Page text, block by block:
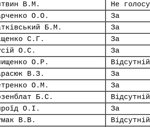
В.М.
Не
О.О.
За
Б.М.
За
С.Г.
За
О.С.
За
О.Р.
Відсутній
В.З.
За
О.М.
За
Б.С.
Відсутній
О.І.
За
В.В.
Відсутній